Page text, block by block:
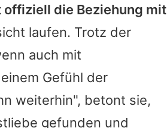
die Beziehung mit
laufen. Trotz der
auch mit
Gefühl der
weiterhin", betont sie,
gefunden und